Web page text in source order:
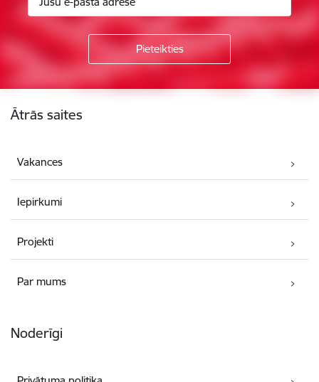
Ātrās saites
Vakances
Iepirkumi
Projekti
Par mums
Noderīgi